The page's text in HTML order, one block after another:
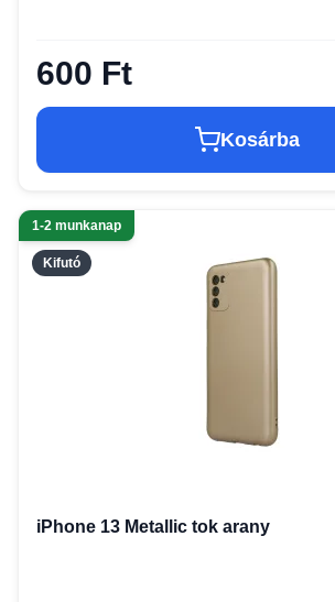
600 Ft
Kosárba
Kifutó
1-2 munkanap
iPhone 13 Metallic tok arany